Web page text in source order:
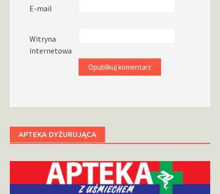
E-mail
Witryna
internetowa
APTEKA DYŻURUJĄCA